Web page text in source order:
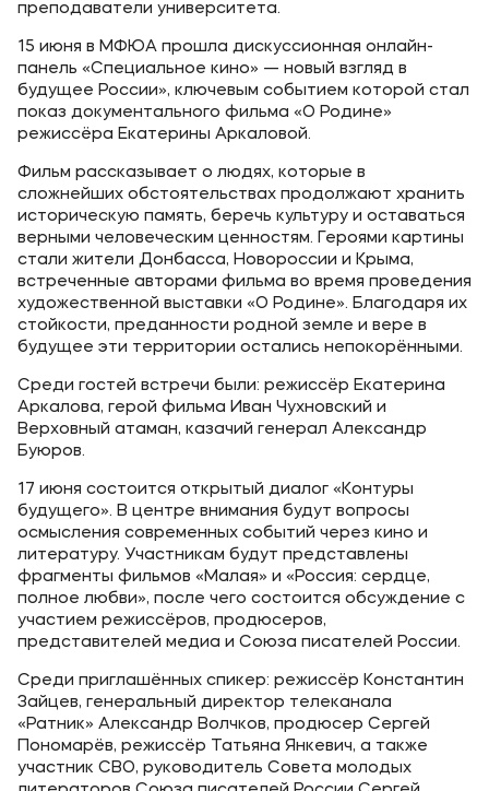
преподаватели университета.
15 июня в МФЮА прошла дискуссионная онлайн-
панель «Специальное кино» — новый взгляд в
будущее России», ключевым событием которой стал
показ документального фильма «О Родине»
режиссёра Екатерины Аркаловой.
Фильм рассказывает о людях, которые в
сложнейших обстоятельствах продолжают хранить
историческую память, беречь культуру и оставаться
верными человеческим ценностям. Героями картины
стали жители Донбасса, Новороссии и Крыма,
встреченные авторами фильма во время проведения
художественной выставки «О Родине». Благодаря их
стойкости, преданности родной земле и вере в
будущее эти территории остались непокорёнными.
Среди гостей встречи были: режиссёр Екатерина
Аркалова, герой фильма Иван Чухновский и
Верховный атаман, казачий генерал Александр
Буюров.
17 июня состоится открытый диалог «Контуры
будущего». В центре внимания будут вопросы
осмысления современных событий через кино и
литературу. Участникам будут представлены
фрагменты фильмов «Малая» и «Россия: сердце,
полное любви», после чего состоится обсуждение с
участием режиссёров, продюсеров,
представителей медиа и Союза писателей России.
Среди приглашённых спикер: режиссёр Константин
Зайцев, генеральный директор телеканала
«Ратник» Александр Волчков, продюсер Сергей
Пономарёв, режиссёр Татьяна Янкевич, а также
участник СВО, руководитель Совета молодых